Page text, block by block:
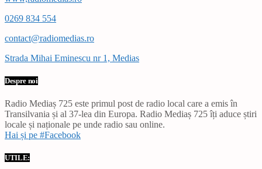
0269 834 554
contact@radiomedias.ro
Strada Mihai Eminescu nr 1, Medias
Despre noi
Radio Mediaș 725 este primul post de radio local care a emis în
Transilvania și al 37-lea din Europa. Radio Mediaș 725 îți aduce știri
locale și naționale pe unde radio sau online.
Hai și pe #Facebook
UTILE: